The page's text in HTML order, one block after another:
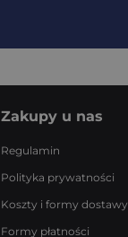
Zakupy u nas
Regulamin
Polityka prywatności
Koszty i formy dostawy
Formy płatności